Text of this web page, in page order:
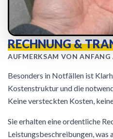
RECHNUNG &
AUFMERKSAM VON ANFANG
Besonders in Notfällen ist
Kostenstruktur und die
Keine versteckten Kosten,
Sie erhalten eine ordentliche
Leistungsbeschreibungen, was